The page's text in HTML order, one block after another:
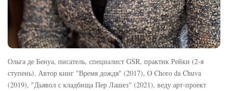
Ольга де Бенуа, писатель, специалист GSR, практик Рейки (2-я
ступень). Автор книг "Время дождя" (2017), O Choro da Chuva
(2019), "Дьявол с кладбища Пер Лашез" (2021), веду арт-проект